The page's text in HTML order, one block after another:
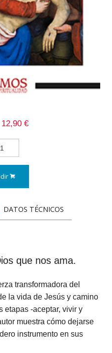
12,90 €
DATOS TÉCNICOS
que nos ama.
transformadora del
la vida de Jesús y camino
etapas -aceptar, vivir y
muestra cómo dejarse
instrumento en sus